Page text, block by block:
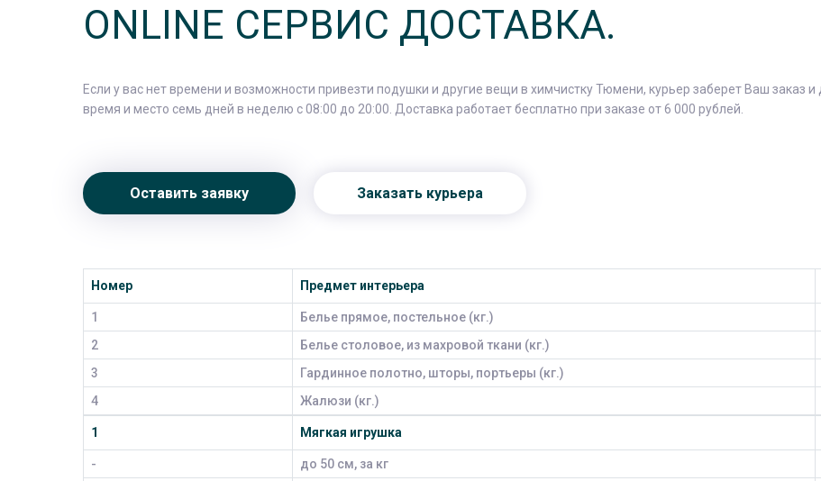
ONLINE СЕРВИС ДОСТАВКА.
Если у вас нет времени и возможности привезти подушки и другие вещи в химчистку Тюмени, курьер заберет Ваш заказ
время и место семь дней в неделю с 08:00 до 20:00. Доставка работает бесплатно при заказе от 6 000 рублей.
Оставить заявку Заказать курьера
Номер Предмет интерьера
1 Белье прямое, постельное (кг.)
2
Белье столовое, из махровой ткани (кг.)
3
Гардинное полотно, шторы, портьеры (кг.)
4
Жалюзи (кг.)
1 Мягкая игрушка
- до 50 см, за кг